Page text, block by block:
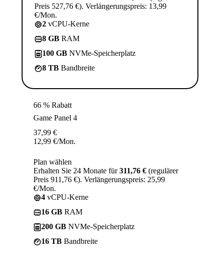
Preis 527,76 €). Verlängerungspreis: 13,99
€/Mon.
2 vCPU-Kerne
8 GB RAM
100 GB NVMe-Speicherplatz
8 TB Bandbreite
66 % Rabatt
Game Panel 4
37,99 €
12,99 €/Mon.
Plan wählen
Erhalten Sie 24 Monate für311,76 € (regulärer
Preis 911,76 €). Verlängerungspreis: 25,99
€/Mon.
4 vCPU-Kerne
16 GB RAM
200 GB NVMe-Speicherplatz
16 TB Bandbreite